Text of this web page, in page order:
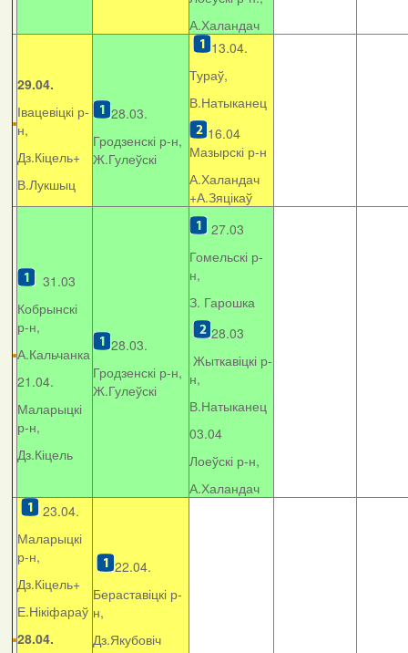
А.Халандач
29.04.
Івацевіцкі р-
н,
Дз.Кіцель+
В.Лукшыц
28.03.
Гродзенскі р-н,
Ж.Гулеўскі
13.04.
Тураў,
В.Натыканец
16.04
Мазырскі р-н
А.Халандач
+А.Зяцікаў
31.03
Кобрынскі
р-н,
А.Кальчанка
21.04.
Маларыцкі
р-н,
Дз.Кіцель
28.03.
Гродзенскі р-н,
Ж.Гулеўскі
27.03
Гомельскі р-
н,
З. Гарошка
28.03
Жыткавіцкі р-
н,
В.Натыканец
03.04
Лоеўскі р-н,
А.Халандач
23.04.
Маларыцкі
р-н,
Дз.Кіцель+
Е.Нікіфараў
28.04.
22.04.
Бераставіцкі р-
н,
Дз.Якубовіч